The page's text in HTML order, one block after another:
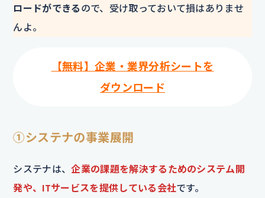
ロードができる ので、受け取っておいて損はありませ
んよ。
【無料】企業・業界分析シートを
ダウンロード
①システナの事業展開
システナは、企業の課題を解決するためのシステム開
発や、ITサービスを提供している会社です。